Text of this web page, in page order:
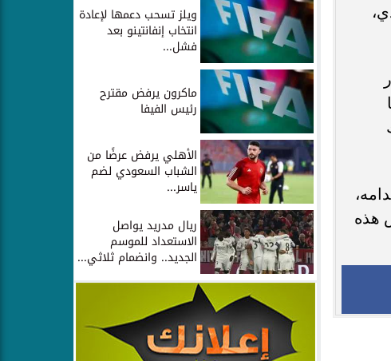
هذه
ويلز تسحب دعمها لإعادة
انتخاب إنفانتينو بعد
فشل...
ماكرون يرفض مقترح
رئيس الفيفا
الأهلي يرفض عرضًا من
الشباب السعودي لضم
ياسر...
ريال مدريد يواصل
الاستعداد للموسم
الجديد.. وانضمام ثلاثي...